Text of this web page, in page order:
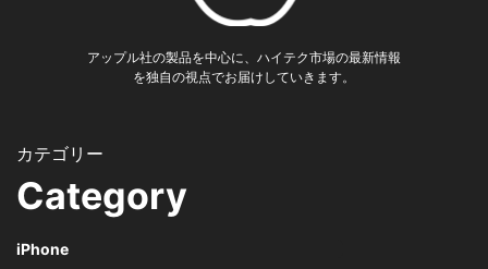
アップル社の製品を中心に、ハイテク市場の最新情報
を独自の視点でお届けしていきます。
Category
iPhone